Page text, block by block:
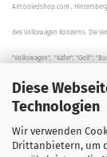
Diese
Technologien
Wir verwenden
Drittanbietern, um
Aircooledshop.com ,
des Volkswagen Konzerns. Die
"Volkswagen", "Käfer", "Golf",
der Beschreibung der Teile und
Verbindung zu dem
Die Beschreibungen,